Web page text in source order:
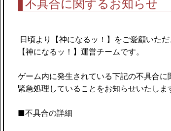
不具合に関するお知らせ
日頃より【神になるッ！】をご愛顧いた
【神になるッ！】運営チームです。
ゲーム内に発生されている下記の不具合に
緊急処理していることをお知らせいたしま
■不具合の詳細